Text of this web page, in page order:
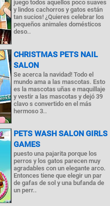
juego todos aquellos poco suaves
y lindos cachorros y gatos están
tan sucios! ¿Quieres celebrar los
pequeños animales domésticos
deso..
CHRISTMAS PETS NAIL
SALON
Se acerca la navidad! Todo el
mundo ama a las mascotas. Esto
es la mascotas uñas e maquillaje
y vestir a las mascotas y dejó 39
clavo s convertido en el más
hermoso 3..
PETS WASH SALON GIRLS
GAMES
puesto una pajarita porque los
perros y los gatos parecen muy
agradables con un elegante arco.
Entonces tiene que elegir un par
de gafas de sol y una bufanda de
un perr..